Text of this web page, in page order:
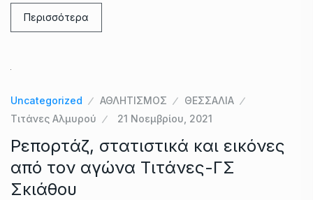
Περισσότερα
Uncategorized ΑΘΛΗΤΙΣΜΟΣ
ΘΕΣΣΑΛΙΑ
Τιτάνες Αλμυρού
21 Νοεμβρίου, 2021
Ρεπορτάζ, στατιστικά και εικόνες
από τον αγώνα Τιτάνες-ΓΣ
Σκιάθου